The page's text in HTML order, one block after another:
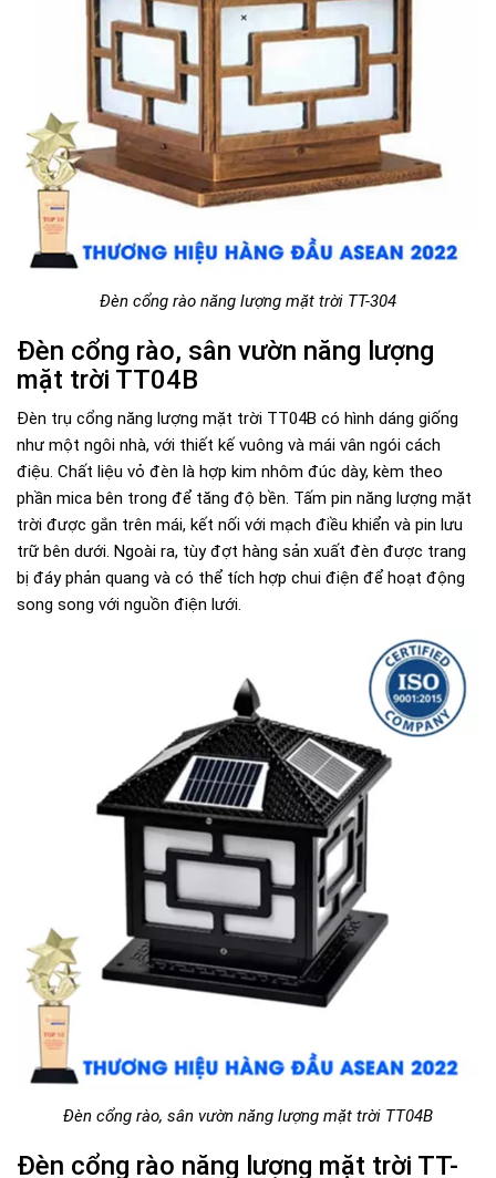
Đèn cổng rào năng lượng mặt trời TT-304
Đèn cổng rào, sân vườn năng lượng
mặt trời TT04B
Đèn trụ cổng năng lượng mặt trời TT04B có hình dáng giống
như một ngôi nhà, với thiết kế vuông và mái vân ngói cách
điệu. Chất liệu vỏ đèn là hợp kim nhôm đúc dày, kèm theo
phần mica bên trong để tăng độ bền. Tấm pin năng lượng mặt
trời được gắn trên mái, kết nối với mạch điều khiển và pin lưu
trữ bên dưới. Ngoài ra, tùy đợt hàng sản xuất đèn được trang
bị đáy phản quang và có thể tích hợp chui điện để hoạt động
song song với nguồn điện lưới.
Đèn cổng rào, sân vườn năng lượng mặt trời TT04B
Đèn cổng rào năng lượng mặt trời TT-